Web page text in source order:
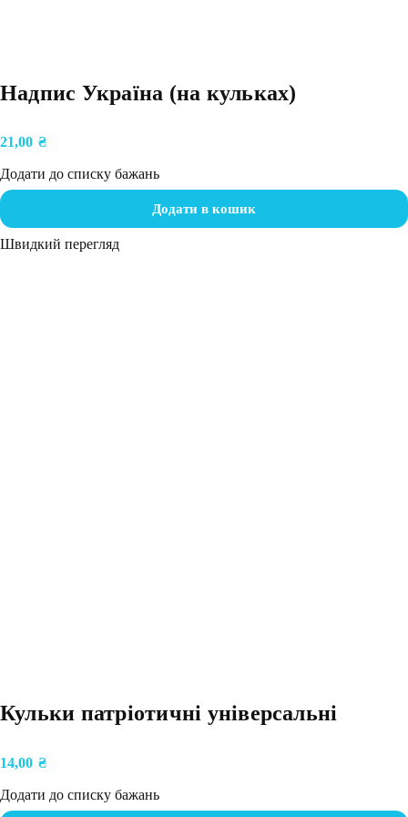
Надпис Україна (на кульках)
21,00 ₴
Додати до списку бажань
Додати в кошик
Швидкий перегляд
Кульки патріотичні універсальні
14,00 ₴
Додати до списку бажань